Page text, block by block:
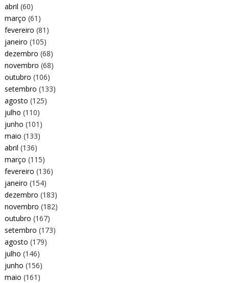
abril (60)
março (61)
fevereiro (81)
janeiro (105)
dezembro (68)
novembro (68)
outubro (106)
setembro (133)
agosto (125)
julho (110)
junho (101)
maio (133)
abril (136)
março (115)
fevereiro (136)
janeiro (154)
dezembro (183)
novembro (182)
outubro (167)
setembro (173)
agosto (179)
julho (146)
junho (156)
maio (161)